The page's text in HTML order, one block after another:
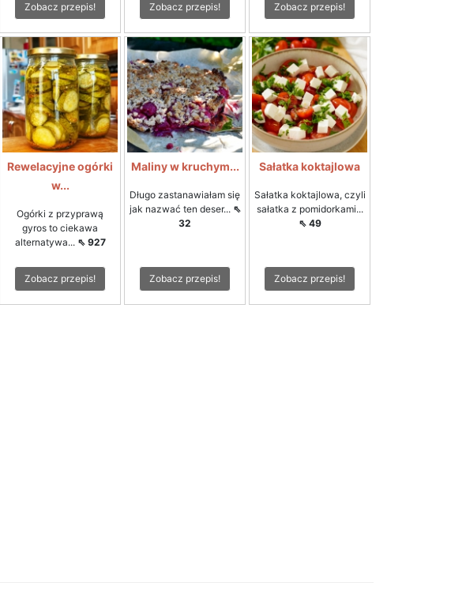
Zobacz przepis! Zobacz przepis! Zobacz przepis!
Rewelacyjne ogórki
w...
Ogórki z przyprawą
gyros to ciekawa
alternatywa... ⇖ 927
Zobacz przepis!
Maliny w kruchym...
Długo zastanawiałam się
jak nazwać ten deser... ⇖
32
Zobacz przepis!
Sałatka koktajlowa
Sałatka koktajlowa, czyli
sałatka z pomidorkami...
⇖ 49
Zobacz przepis!